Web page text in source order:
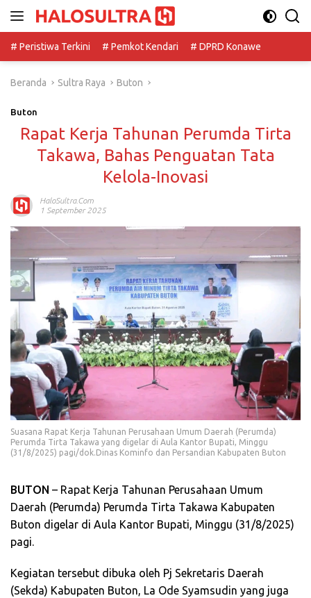
# Peristiwa Terkini
# Pemkot Kendari # DPRD Konawe
Beranda Sultra Raya Buton
Buton
Rapat Kerja Tahunan Perumda Tirta
Takawa, Bahas Penguatan Tata
Kelola-Inovasi
HaloSultra.com
1 September 2025
Suasana Rapat Kerja Tahunan Perusahaan Umum Daerah (Perumda)
Perumda Tirta Takawa yang digelar di Aula Kantor Bupati, Minggu
(31/8/2025) pagi/dok.Dinas Kominfo dan Persandian Kabupaten Buton
BUTON – Rapat Kerja Tahunan Perusahaan Umum
Daerah (Perumda) Perumda Tirta Takawa Kabupaten
Buton digelar di Aula Kantor Bupati, Minggu (31/8/2025)
pagi.
Kegiatan tersebut dibuka oleh Pj Sekretaris Daerah
(Sekda) Kabupaten Buton, La Ode Syamsudin yang juga